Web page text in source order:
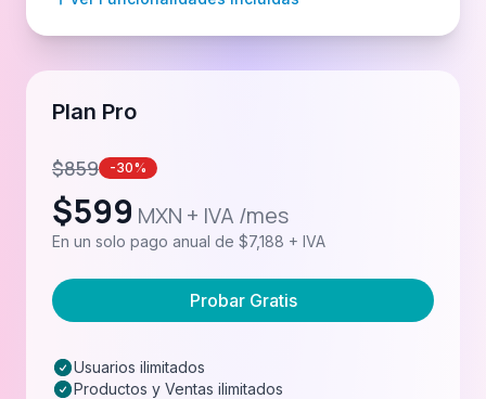
Plan Pro
$859 -30%
$599 MXN + IVA /mes
En un solo pago anual de $7,188 + IVA
Probar Gratis
Usuarios ilimitados
Productos y Ventas ilimitados